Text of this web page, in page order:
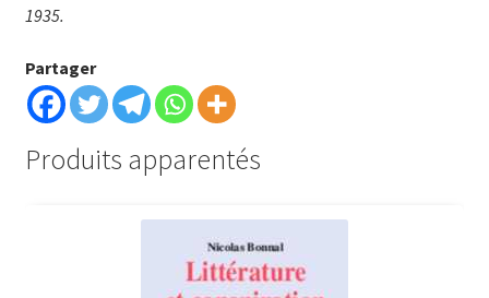
1935.
Partager
Produits apparentés